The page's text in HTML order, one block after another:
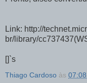
Link: http://
br/library/
[]`s
Thiago Cardoso às 07:08